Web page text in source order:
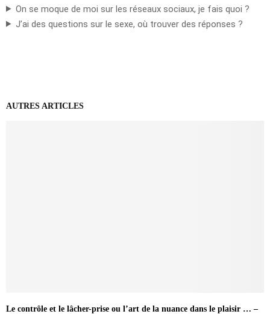
On se moque de moi sur les réseaux sociaux, je fais quoi ?
J’ai des questions sur le sexe, où trouver des réponses ?
AUTRES ARTICLES
Le contrôle et le lâcher-prise ou l’art de la nuance dans le plaisir … –